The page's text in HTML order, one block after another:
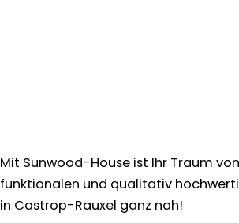
Mit Sunwood-House ist Ihr Traum
funktionalen und qualitativ
in Castrop-Rauxel ganz nah!